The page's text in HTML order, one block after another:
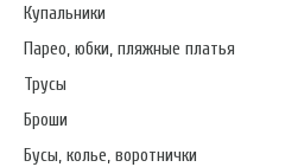
Купальники
Парео, юбки, пляжные платья
Трусы
Броши
Бусы, колье, воротнички